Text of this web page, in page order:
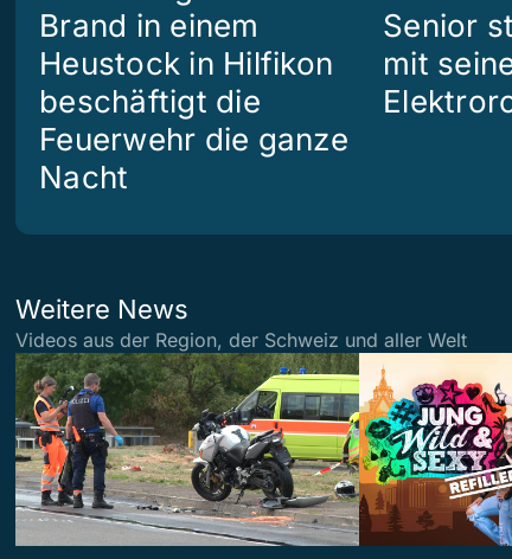
Brand in einem
Heustock in Hilfikon
beschäftigt die
Feuerwehr die ganze
Nacht
Senior
mit
Weitere News
Videos aus der Region, der Schweiz und aller Welt